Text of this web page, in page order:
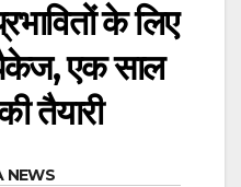
के लिए
एक साल
तैयारी
NEWS